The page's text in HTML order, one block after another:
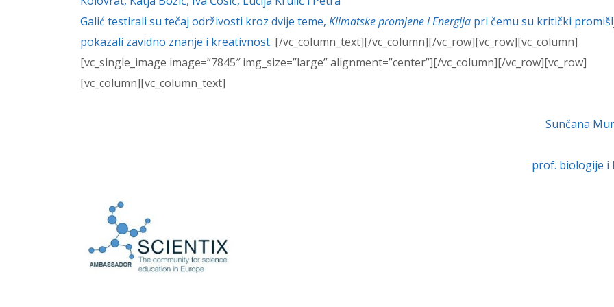
Galić testirali su tečaj održivosti kroz dvije teme, KlimatskepromjeneiEnergija pri čemu su kritički
pokazali zavidno znanje i kreativnost. [/vc_column_text][/vc_column][/vc_row][vc_row][vc_column]
[vc_single_image image=”7845″ img_size=”large” alignment=”center”][/vc_column][/vc_row][vc_row]
[vc_column][vc_column_text]
Sunčana
prof. biologije i